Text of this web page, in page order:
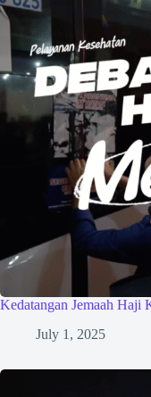
Kedatangan Jemaah Haji
July 1, 2025